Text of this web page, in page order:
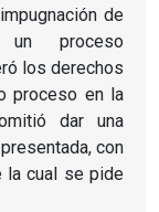
de
proceso
los derechos
proceso en la
dar una
con
la cual se pide